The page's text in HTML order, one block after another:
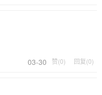
03-30
赞(0) 回复(0)